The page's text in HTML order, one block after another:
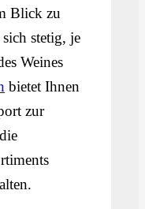
Blick zu
stetig, je
Weines
bietet Ihnen
zur